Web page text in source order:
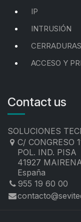
IP
INTRUSIÓN
ACCESO Y
Contact us
SOLUCIONES
C/ CONGRESO
POL. IND. PISA
41927
España
955 19 60 00